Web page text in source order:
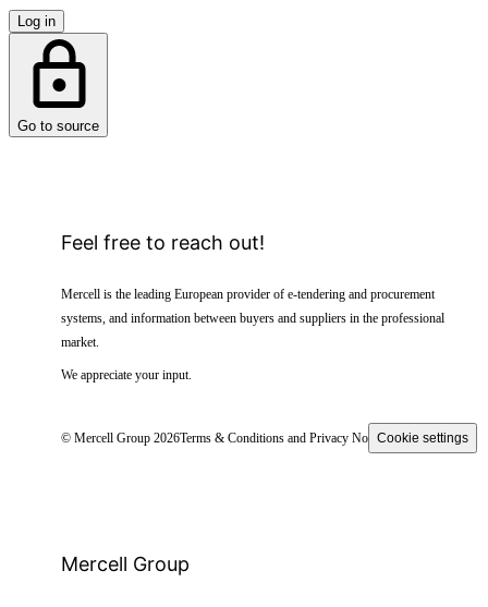
Log in
Go to source
Feel free to reach out!
Mercell is the leading European provider of e-tendering and procurement
systems, and information between buyers and suppliers in the professional
market.
We appreciate your input.
© Mercell Group 2026Terms & Conditions and Privacy NoticeCookie settings
Mercell Group